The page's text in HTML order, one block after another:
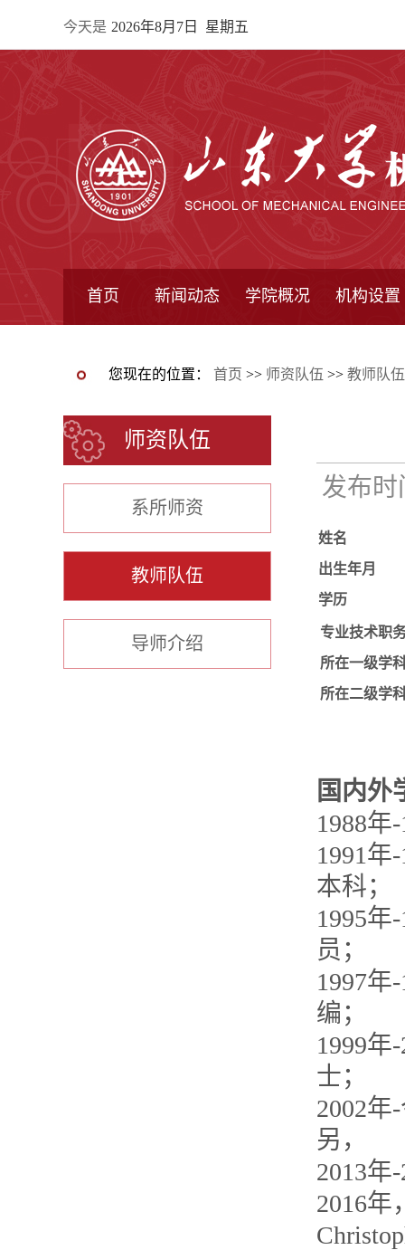
今天是 2026年8月7日 星期五
首页 新闻动态 学院概况 机构设置
您现在的位置： 首页 >> 师资队伍 >> 教师队伍
师资队伍
系所师资
教师队伍
导师介绍
发布
姓名
出生年月
学历
专业技术职
所在一级学
所在二级学
国内外
1988年
1991年
本科；
1995年
员；
1997年
编；
1999年
士；
2002年
另，
2013年
2016年